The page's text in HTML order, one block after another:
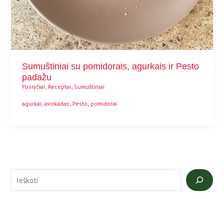
Sumuštiniai su pomidorais, agurkais ir Pesto
padažu
Pusryčiai, Receptai, Sumuštiniai
agurkai ,avokadas Pesto pomidorai